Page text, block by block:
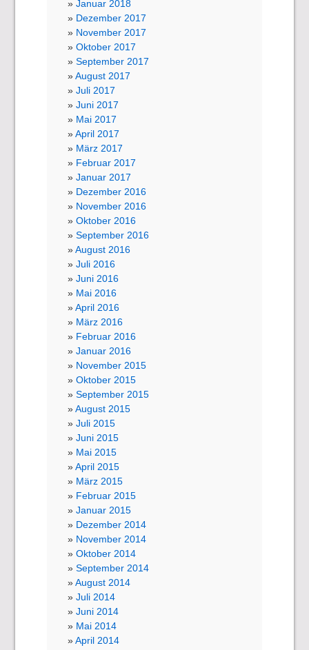
Januar 2018
Dezember 2017
November 2017
Oktober 2017
September 2017
August 2017
Juli 2017
Juni 2017
Mai 2017
April 2017
März 2017
Februar 2017
Januar 2017
Dezember 2016
November 2016
Oktober 2016
September 2016
August 2016
Juli 2016
Juni 2016
Mai 2016
April 2016
März 2016
Februar 2016
Januar 2016
November 2015
Oktober 2015
September 2015
August 2015
Juli 2015
Juni 2015
Mai 2015
April 2015
März 2015
Februar 2015
Januar 2015
Dezember 2014
November 2014
Oktober 2014
September 2014
August 2014
Juli 2014
Juni 2014
Mai 2014
April 2014